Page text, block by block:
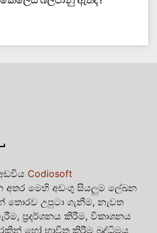
Codiosoft
අතර මෙහි අඩංගු සියලුම ලේඛන
තොරව උපුටා ගැනීම, නැවත
ප්‍රදර්ශනය කිරීම, විකාශනය
හෝ භාවිත කිරීම බුද්ධිමය